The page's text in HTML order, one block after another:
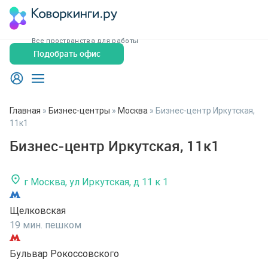
Все пространства для работы
Подобрать офис
Главная » Бизнес-центры » Москва » Бизнес-центр Иркутская,
11к1
Бизнес-центр Иркутская, 11к1
г Москва, ул Иркутская, д 11 к 1
Щелковская
19 мин. пешком
Бульвар Рокоссовского